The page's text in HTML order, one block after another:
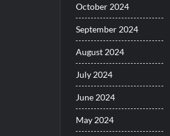
October 2024
September 2024
August 2024
July 2024
June 2024
May 2024